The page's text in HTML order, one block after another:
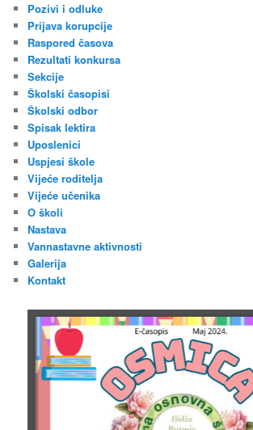
Pozivi i odluke
Prijava korupcije
Raspored časova
Rezultati konkursa
Sekcije
Školski časopisi
Školski odbor
Spisak lektira
Uposlenici
Uspjesi škole
Vijeće roditelja
Vijeće učenika
O školi
Nastava
Vannastavne aktivnosti
Galerija
Kontakt